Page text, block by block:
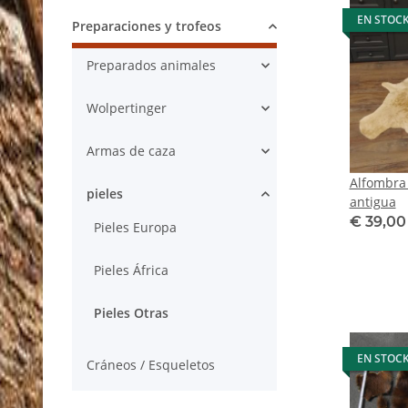
EN
antigua
€ 39,00
EN
Preparaciones y trofeos
Preparados animales
Wolpertinger
Armas de caza
pieles
Pieles Europa
Pieles África
Pieles Otras
Cráneos / Esqueletos